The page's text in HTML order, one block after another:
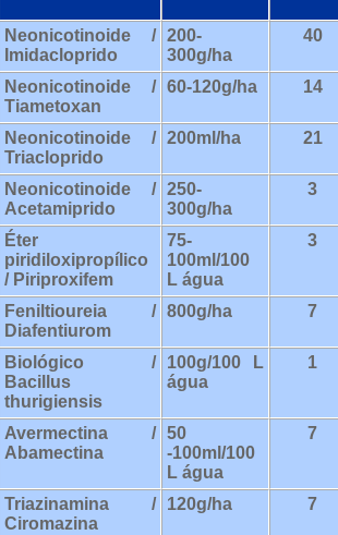
Neonicotinoide /
Imidacloprido
200-
300g/ha
40
Neonicotinoide /
Tiametoxan
60-120g/ha 14
Neonicotinoide /
Triacloprido
200ml/ha 21
Neonicotinoide /
Acetamiprido
250-
300g/ha
3
Éter
piridiloxipropílico
/ Piriproxifem
75-
100ml/100
L água
3
Feniltioureia /
Diafentiurom
800g/ha 7
Biológico /
Bacillus
thurigiensis
100g/100 L
água
1
Avermectina /
Abamectina
50
-100ml/100
L água
7
Triazinamina /
Ciromazina
120g/ha 7